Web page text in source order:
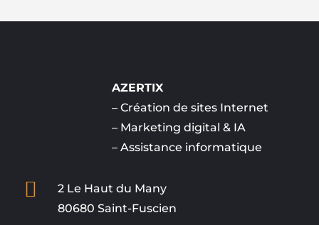
AZERTIX
– Création de sites Internet
– Marketing digital & IA
– Assistance informatique

2 Le Haut du Many
80680 Saint-Fuscien